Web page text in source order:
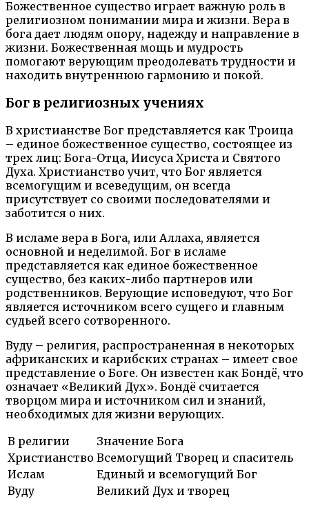
Божественное существо играет важную роль в
религиозном понимании мира и жизни. Вера в
бога дает людям опору, надежду и направление в
жизни. Божественная мощь и мудрость
помогают верующим преодолевать трудности и
находить внутреннюю гармонию и покой.
Бог в религиозных учениях
В христианстве Бог представляется как Троица
– единое божественное существо, состоящее из
трех лиц: Бога-Отца, Иисуса Христа и Святого
Духа. Христианство учит, что Бог является
всемогущим и всеведущим, он всегда
присутствует со своими последователями и
заботится о них.
В исламе вера в Бога, или Аллаха, является
основной и неделимой. Бог в исламе
представляется как единое божественное
существо, без каких-либо партнеров или
родственников. Верующие исповедуют, что Бог
является источником всего сущего и главным
судьей всего сотворенного.
Вуду – религия, распространенная в некоторых
африканских и карибских странах – имеет свое
представление о Боге. Он известен как Бондё, что
означает «Великий Дух». Бондё считается
творцом мира и источником сил и знаний,
необходимых для жизни верующих.
В религии
Значение Бога
Христианство Всемогущий Творец и спаситель
Ислам
Единый и всемогущий Бог
Вуду
Великий Дух и творец